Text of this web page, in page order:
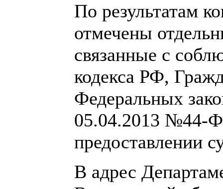
По результатам
отмечены
связанные с
кодекса РФ,
Федеральных
05.04.2013 №44-
предоставлении
В адрес